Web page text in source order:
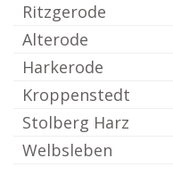
Ritzgerode
Alterode
Harkerode
Kroppenstedt
Stolberg Harz
Welbsleben